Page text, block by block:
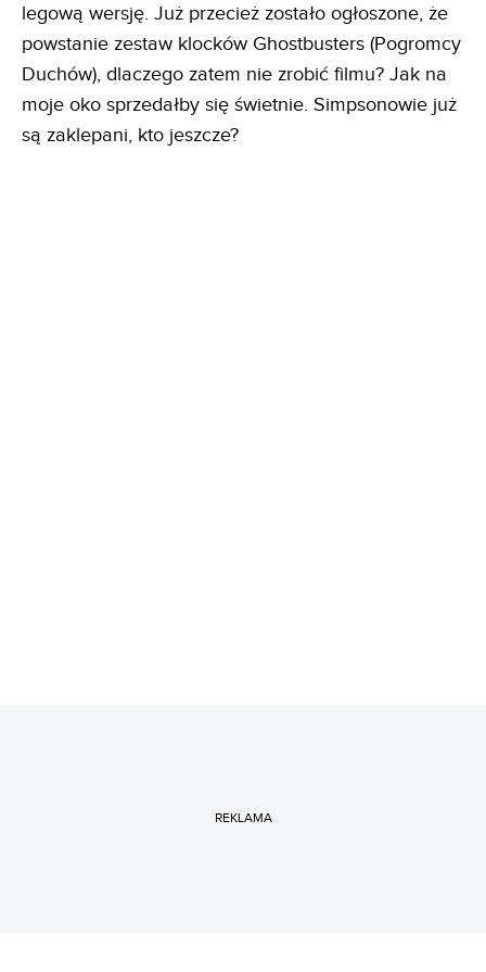
legową wersję. Już przecież zostało ogłoszone, że
powstanie zestaw klocków Ghostbusters (Pogromcy
Duchów), dlaczego zatem nie zrobić filmu? Jak na
moje oko sprzedałby się świetnie. Simpsonowie już
są zaklepani, kto jeszcze?
REKLAMA